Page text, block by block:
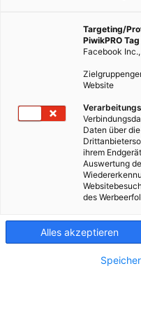
Targeting/
PiwikPRO
Facebook
Website
Daten über
ihrem
Auswertung
des
Alles akzeptieren